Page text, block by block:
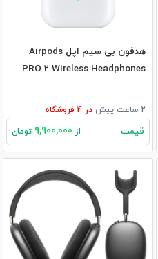
هدفون بی‌ سیم اپل Airpods
PRO 2 Wireless Headphones
2 ساعت پیش در فروشگاه
قیمت از تومان